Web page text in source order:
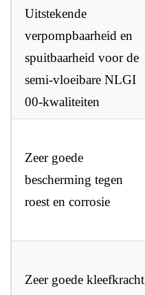
Uitstekende
verpompbaarheid en
spuitbaarheid voor de
semi-vloeibare NLGI
00-kwaliteiten
Zeer goede
bescherming tegen
roest en corrosie
Zeer goede kleefkracht